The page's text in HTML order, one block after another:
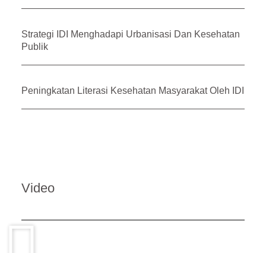
Strategi IDI Menghadapi Urbanisasi Dan Kesehatan
Publik
Peningkatan Literasi Kesehatan Masyarakat Oleh IDI
Video